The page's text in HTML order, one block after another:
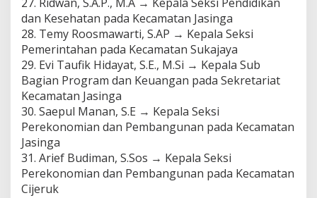
dan Kesehatan pada Kecamatan Jasinga
28. Temy Roosmawarti, S.AP → Kepala Seksi
Pemerintahan pada Kecamatan Sukajaya
29. Evi Taufik Hidayat, S.E., M.Si → Kepala Sub
Bagian Program dan Keuangan pada Sekretariat
Kecamatan Jasinga
30. Saepul Manan, S.E → Kepala Seksi
Perekonomian dan Pembangunan pada Kecamatan
Jasinga
31. Arief Budiman, S.Sos → Kepala Seksi
Perekonomian dan Pembangunan pada Kecamatan
Cijeruk